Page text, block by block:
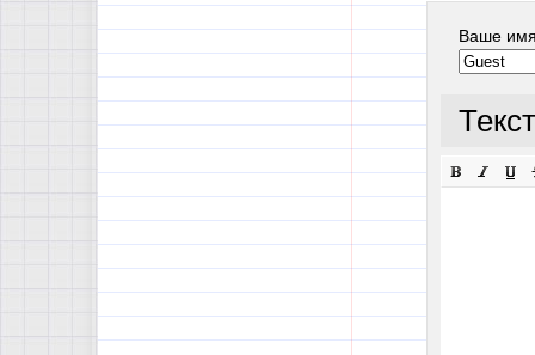
Ваше